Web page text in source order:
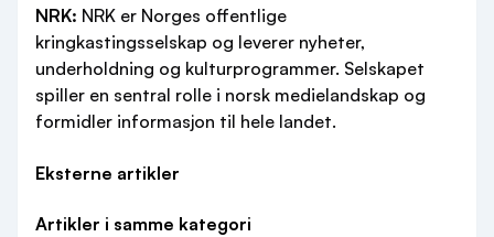
NRK: NRK er Norges offentlige
kringkastingsselskap og leverer nyheter,
underholdning og kulturprogrammer. Selskapet
spiller en sentral rolle i norsk medielandskap og
formidler informasjon til hele landet.
Eksterne artikler
Artikler i samme kategori